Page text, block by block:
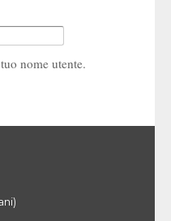
nome utente.